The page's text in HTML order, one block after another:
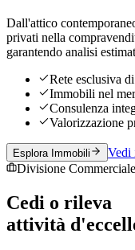
Dall'attico
privati nella
garantendo analisi
Rete esclusiva
Immobili nel
Consulenza
Valorizzazione
Esplora Immobili
Vedi
Divisione
Cedi o rileva
attività